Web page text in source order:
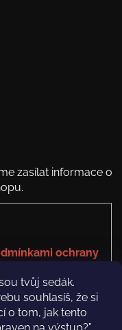
tvůj sedák.
souhlasíš, že si
o tom, jak tento
zasílat informace o
ochrany